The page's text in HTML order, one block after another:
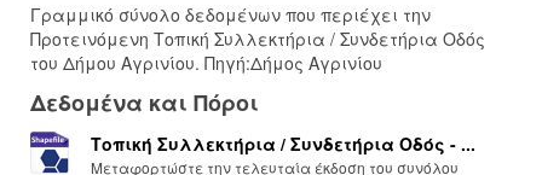
Γραμμικό σύνολο δεδομένων που περιέχει την
Προτεινόμενη Τοπική Συλλεκτήρια / Συνδετήρια Οδός
του Δήμου Αγρινίου. Πηγή:Δήμος Αγρινίου
Δεδομένα και Πόροι
Τοπική Συλλεκτήρια / Συνδετήρια Οδός - ...
Μεταφορτώστε την τελευταία έκδοση του συνόλου